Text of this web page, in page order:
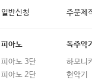
일반신청 주문제
피아노
피아노 3단
피아노 2단
독주악기
하모니
현악기